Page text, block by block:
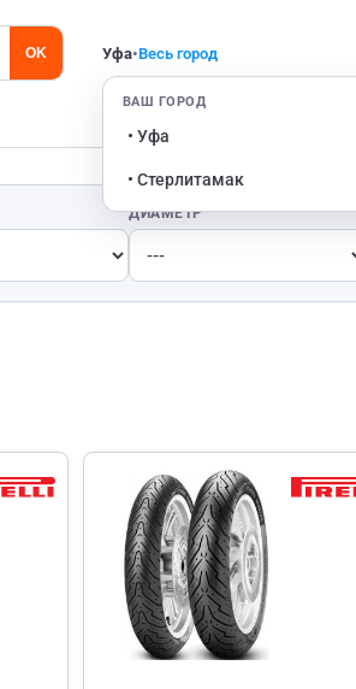
OK Уфа•Весь город
ВАШ ГОРОД
• Уфа
• Стерлитамак
ДИАМЕТР